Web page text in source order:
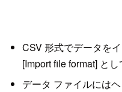
CSV 形式でデータを
[Import file format] とし
データ ファイルには